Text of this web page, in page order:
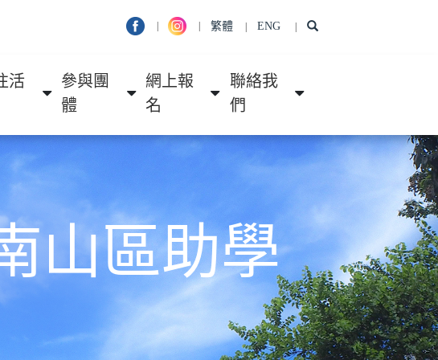
| | 繁體 | ENG |
活
參與團
體
網上報
名
聯絡我
們
山區助學